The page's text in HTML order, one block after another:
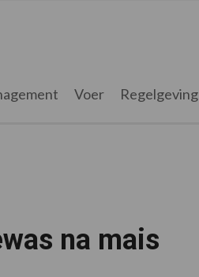
Voer Regelgeving
na mais